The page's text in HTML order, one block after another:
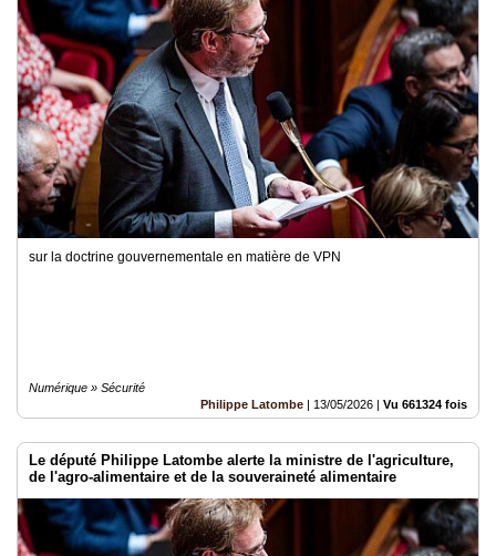
sur la doctrine gouvernementale en matière de VPN
Numérique » Sécurité
Philippe Latombe | 13/05/2026 | Vu 661324 fois
Le député Philippe Latombe alerte la ministre de l'agriculture,
de l'agro-alimentaire et de la souveraineté alimentaire